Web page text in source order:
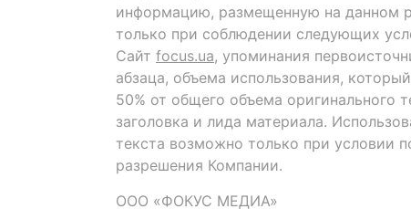
информацию, размещенную на данном
только при соблюдении следующих
Сайт focus.ua, упоминания
абзаца, объема использования,
50% от общего объема оригинального
заголовка и лида материала.
текста возможно только при условии
разрешения Компании.
ООО «ФОКУС МЕДИА»